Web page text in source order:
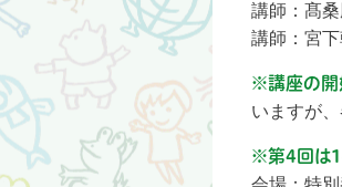
講師：髙
講師：宮
※講座の開
いますが
※第4回は